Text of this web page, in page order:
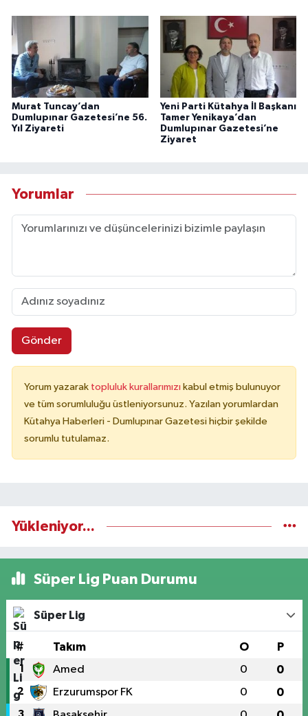
Murat Tuncay’dan
Dumlupınar Gazetesi’ne 56.
Yıl Ziyareti
Yeni Parti Kütahya İl Başkanı
Tamer Yenikaya’dan
Dumlupınar Gazetesi’ne
Ziyaret
Yorumlar
Gönder
Yorum yazarak topluluk kurallarımızı kabul etmiş bulunuyor
ve tüm sorumluluğu üstleniyorsunuz. Yazılan yorumlardan
Kütahya Haberleri - Dumlupınar Gazetesi hiçbir şekilde
sorumlu tutulamaz.
Yükleniyor...
Süper Lig Puan Durumu
Süper Lig
# Takım O P
1 Amed 0 0
2 Erzurumspor FK 0 0